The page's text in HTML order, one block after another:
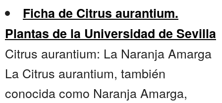
Ficha de Citrus aurantium.
Plantas de la Universidad de Sevilla
Citrus aurantium: La Naranja Amarga
La Citrus aurantium, también
conocida como Naranja Amarga,